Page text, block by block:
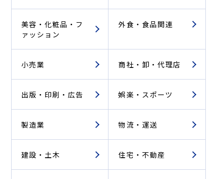
美容・化粧品・フ
ァッション
外食・食品関連
小売業 商社・卸・代理店
出版・印刷・広告 娯楽・スポーツ
製造業 物流・運送
建設・土木 住宅・不動産